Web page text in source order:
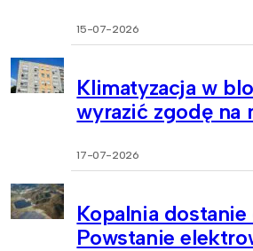
15-07-2026
Klimatyzacja w
wyrazić zgodę na
17-07-2026
Kopalnia
Powstanie